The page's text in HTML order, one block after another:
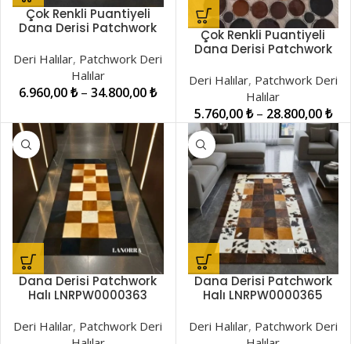
Çok Renkli Puantiyeli
Dana Derisi Patchwork
Deri Halılar, Patchwork Deri
Halılar
6.960,00₺ –34.800,00₺
Çok Renkli Puantiyeli
Dana Derisi Patchwork
Deri Halılar, Patchwork Deri
Halılar
5.760,00₺ – 28.800,00₺
Dana Derisi Patchwork
Halı LNRPW0000363
Deri Halılar, Patchwork Deri
Dana Derisi Patchwork
Halı LNRPW0000365
Deri Halılar, Patchwork Deri